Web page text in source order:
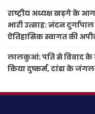
राष्ट्रीय अध्यक्ष खड़गे के
भारी उत्साह: नंदन
ऐतिहासिक स्वागत की
लालकुआं: पति से विवाद के
किया दुष्कर्म, टांडा के